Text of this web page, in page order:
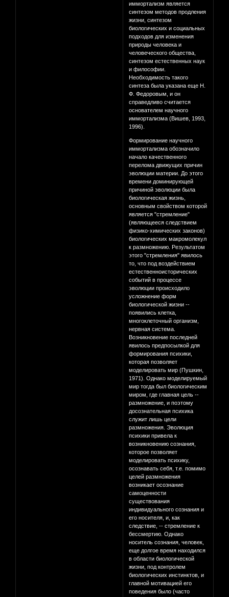
иммортализм является
синтезом методов продления
жизни, синтезом
биологических и социальных
подходов для изменения
природы человека и
человеческого общества,
синтезом естественных наук
и философии.
Необходимость такого
синтеза была указана еще Н.
Ф. Федоровым, и он
справедливо считается
основателем научного
иммортализма (Вишев, 1993,
1996).
Формирование научного
иммортализма обозначило
начало качественного
перелома движущих причин
эволюции материи. До этого
времени доминирующей
причиной эволюции была
биологическая жизнь,
основным свойством которой
является "стремление"
(являющееся следствием
физико-химических законов)
биологических макромолекул
к размножению. Результатом
этого "стремления" явилось
то, что под воздействием
естественноисторических
событий в процессе
эволюции происходило
усложнение форм
биологической жизни --
появились клетка,
многоклеточный организм,
нервная система.
Возникновение последней
явилось предпосылкой для
формирования психики,
которая позволяет
моделировать мир (Пушкин,
1971). Однако моделируемый
мир тогда был биологическим
миром, где главная цель --
размножение, и поэтому
досознательная психика
служит лишь цели
размножения. Эволюция
психики привела к
возникновению сознания,
которое позволяет
моделировать психику,
осознавать себя, т.е. помимо
целей размножения
возникает осознание
самоценности
существования
индивидуального сознания и
его носителя, и, как
следствие, -- стремление к
бессмертию. Однако
носитель сознания, человек,
еще долгое время находился
в области биологической
жизни, под контролем
биологических инстинктов, и
главной мотивацией его
поведения было (часто